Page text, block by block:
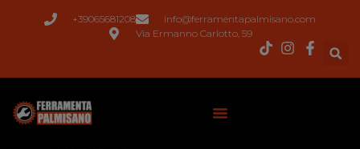
+39065681208
info@ferramentapalmisano.com
Via Ermanno Carlotto, 59